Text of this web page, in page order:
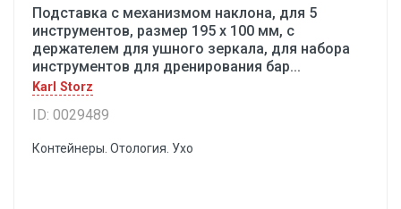
Подставка с механизмом наклона, для 5
инструментов, размер 195 х 100 мм, с
держателем для ушного зеркала, для набора
инструментов для дренирования бар...
Karl Storz
ID: 0029489
Контейнеры. Отология. Ухо